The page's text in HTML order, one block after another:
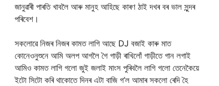
জানুৱাৰী পাৰতি খাবলৈ আৰু মানুহ আহিছে কাৰণ ঠাই দখৰ বৰ ভাল সুন্দৰ
পৰিবেশ।
সকলোৱে নিজৰ নিজৰ কামত লাগি আছে DJ বজাই কাৰু মাত
কোনেওনুশুনে আমি অলপ আগলৈ গৈ গাড়ী ৰাখিলোঁ গাড়ীতে গান লগাই
আমিও কামত লাগি গলো জুই জলাই মাংস পুৰিবলৈ লাগি গলো তেনেকৈয়ে
ইটো সিটো কৰি থাকোতে দিনৰ এটা বাজি গ’ল আমাৰ সকলো ৰেদি হৈ